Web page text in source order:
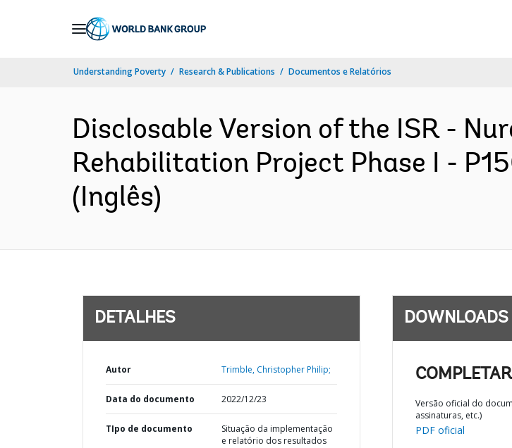
Understanding Poverty Research & Publications Documentos e Relatórios
Disclosable Version of the ISR -
Rehabilitation Project Phase I -
(Inglês)
DETALHES
Autor Trimble, Christopher Philip;
Data do documento 2022/12/23
TIpo de documento
Situação da implementação
e relatório dos resultados
DOWNLOADS
Versão oficial do
assinaturas, etc.)
PDF oficial